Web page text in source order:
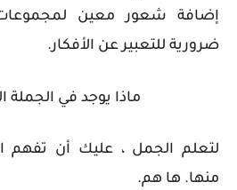
إضافة شعور معين لمجموعات
ضرورية للتعبير عن الأفكار.
ماذا يوجد في الجملة
لتعلم الجمل ، عليك أن تفهم
منها. ها هم.